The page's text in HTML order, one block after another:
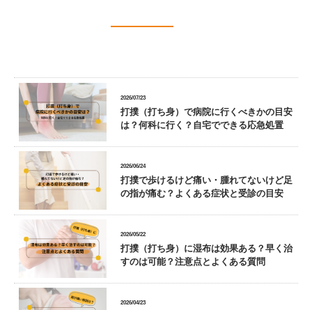
2026/07/23
打撲（打ち身）で病院に行くべきかの目安
は？何科に行く？自宅でできる応急処置
2026/06/24
打撲で歩けるけど痛い・腫れてないけど足
の指が痛む？よくある症状と受診の目安
2026/05/22
打撲（打ち身）に湿布は効果ある？早く治
すのは可能？注意点とよくある質問
2026/04/23